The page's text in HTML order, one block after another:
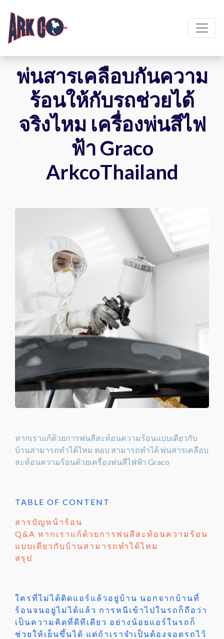
พ่นสารเคลือบกันความ
ร้อนให้กับรถช่วยได้
จริงไหม เครื่องพ่นสีไฟ
ฟ้า Graco
ArkcoThailand
หากเราแก้ด้วยการพ่นสีสะท้อนความร้อนแบบเดียวกับ
บ้านสามารถทำได้ไหม ตอบ สามารถทำได้ พ่นสารเคลือบ
สะท้อนความร้อนด้วยเครื่องพ่นสีไฟฟ้า Graco
TABLE OF CONTENT
สารบัญหน้าร้อน
Q&A หากเราแก้ด้วยการพ่นสีสะท้อนความร้อน
แบบเดียวกับบ้านสามารถทำได้ไหม
สรุป
ใครที่ไม่ได้ติดแอร์แล้วอยู่บ้าน นอกจากบ้านที่
ร้อนจนอยู่ไม่ได้แล้ว การหนีเข้าไปในรถก็ถือว่า
เป็นความคิดที่ดีทีเดียว อย่างน้อยแอร์ในรถก็
ช่วยให้เย็นขึ้นได้ แต่ถ้าเราจำเป็นต้องจอดรถไว้